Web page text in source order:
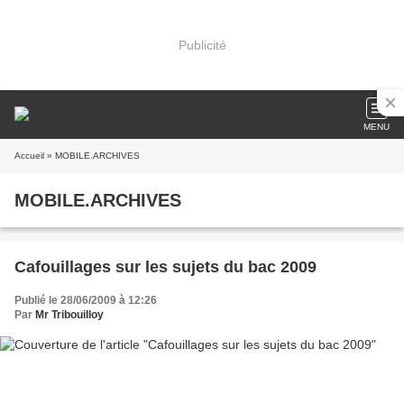
Publicité
MENU
Accueil » MOBILE.ARCHIVES
MOBILE.ARCHIVES
Cafouillages sur les sujets du bac 2009
Publié le 28/06/2009 à 12:26
Par Mr Tribouilloy